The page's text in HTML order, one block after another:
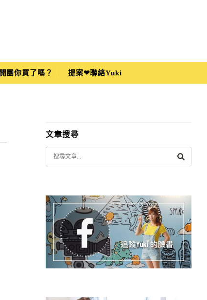
團你買了嗎？ 提案❤聯絡Yuki
文章搜尋